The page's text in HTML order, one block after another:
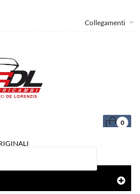
Collegamenti
0